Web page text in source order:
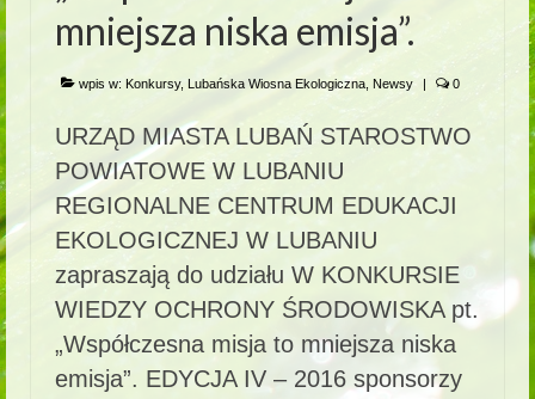
mniejsza niska emisja”.
wpis w: Konkursy, Lubańska Wiosna Ekologiczna Newsy | 0
URZĄD MIASTA LUBAŃ STAROSTWO
POWIATOWE W LUBANIU
REGIONALNE CENTRUM EDUKACJI
EKOLOGICZNEJ W LUBANIU
zapraszają do udziału W KONKURSIE
WIEDZY OCHRONY ŚRODOWISKA pt.
„Współczesna misja to mniejsza niska
emisja”. EDYCJA IV – 2016 sponsorzy